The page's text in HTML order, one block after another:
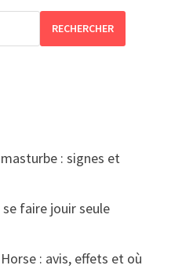
RECHERCHER
: signes et
faire jouir seule
: avis, effets et où